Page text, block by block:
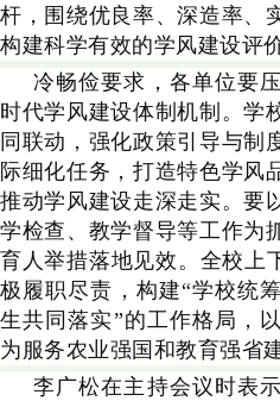
杆，围绕优良率、深造率、
构建科学有效的学风建设评
冷畅俭要求，各单位要
时代学风建设体制机制。学
同联动，强化政策引导与制
际细化任务，打造特色学风
推动学风建设走深走实。要
学检查、教学督导等工作为
育人举措落地见效。全校上
极履职尽责，构建“学校统
生共同落实”的工作格局，
为服务农业强国和教育强省
李广松在主持会议时表